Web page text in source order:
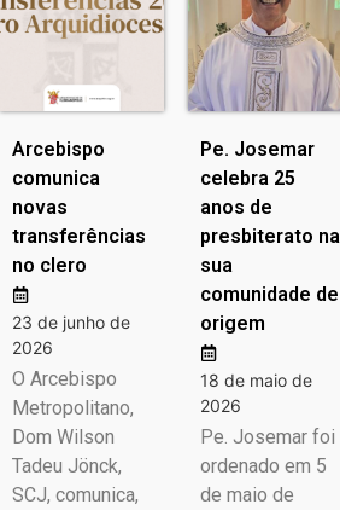
Arcebispo
comunica
novas
transferências
no clero
23 de junho de
2026
O Arcebispo
Metropolitano,
Dom Wilson
Tadeu Jönck,
SCJ, comunica,
Pe. Josemar
celebra 25
anos de
presbiterato na
sua
comunidade de
origem
18 de maio de
2026
Pe. Josemar foi
ordenado em 5
de maio de